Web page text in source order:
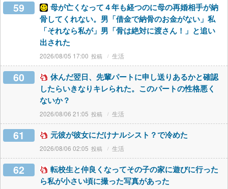
59
母が亡くなって４年も経つのに母の再婚相手が納
骨してくれない。男「借金で納骨のお金がない」私
「それなら私が」男「骨は絶対に渡さん！」と追い
出された
2026/08/05 17:00 生活
60
休んだ翌日、先輩パートに申し送りあるかと確認
したらいきなりキレられた。このパートの性格悪く
ないか？
2026/08/06 21:05 生活
61 元彼が彼女にだけナルシスト？で冷めた
2026/08/06 02:05 生活
62
転校生と仲良くなってその子の家に遊びに行った
ら私が小さい頃に撮った写真があった